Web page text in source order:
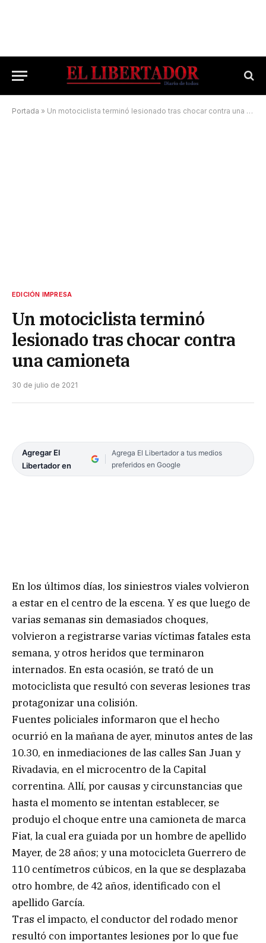
Portada » Un motociclista terminó lesionado tras chocar contra una camioneta
EDICIÓN IMPRESA
Un motociclista terminó
lesionado tras chocar contra
una camioneta
30 de julio de 2021
Agregar El
Libertador en
Agrega El Libertador a tus medios
preferidos en Google
En los últimos días, los siniestros viales volvieron
a estar en el centro de la escena. Y es que luego de
varias semanas sin demasiados choques,
volvieron a registrarse varias víctimas fatales esta
semana, y otros heridos que terminaron
internados. En esta ocasión, se trató de un
motociclista que resultó con severas lesiones tras
protagonizar una colisión.
Fuentes policiales informaron que el hecho
ocurrió en la mañana de ayer, minutos antes de las
10.30, en inmediaciones de las calles San Juan y
Rivadavia, en el microcentro de la Capital
correntina. Allí, por causas y circunstancias que
hasta el momento se intentan establecer, se
produjo el choque entre una camioneta de marca
Fiat, la cual era guiada por un hombre de apellido
Mayer, de 28 años; y una motocicleta Guerrero de
110 centímetros cúbicos, en la que se desplazaba
otro hombre, de 42 años, identificado con el
apellido García.
Tras el impacto, el conductor del rodado menor
resultó con importantes lesiones por lo que fue